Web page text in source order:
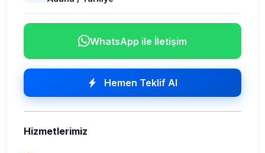
WhatsApp ile İletişim
Hemen Teklif Al
Hizmetlerimiz